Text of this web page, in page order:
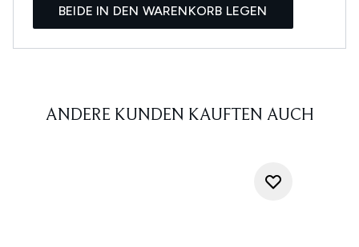
BEIDE IN DEN WARENKORB LEGEN
ANDERE KUNDEN KAUFTEN AUCH